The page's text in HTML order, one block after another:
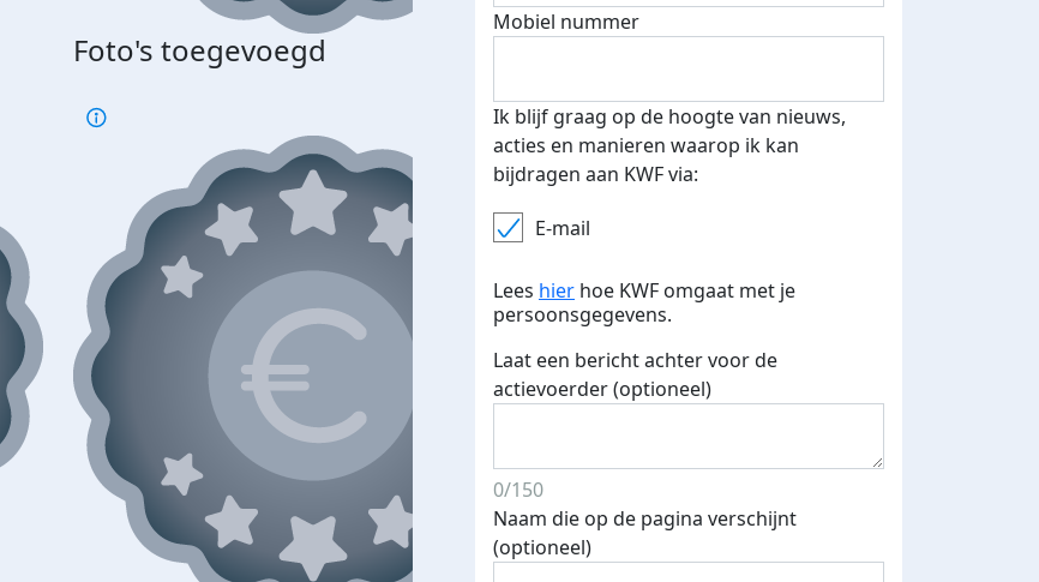
Foto's toegevoegd E-mails verstuurd
Bij 500 euro aan donaties ontvang
Mobiel nummer
Ik blijf graag op de hoogte van nieuws,
acties en manieren waarop ik kan
bijdragen aan KWF via:
E-mail
Lees hier hoe KWF omgaat met je
persoonsgegevens.
Laat een bericht achter voor de
actievoerder (optioneel)
0/150
Naam die op de pagina verschijnt
(optioneel)